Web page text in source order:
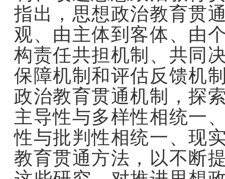
指出，思想政治教育贯
观、由主体到客体、由
构责任共担机制、共同
保障机制和评估反馈机
政治教育贯通机制，探
主导性与多样性相统一
性与批判性相统一、现
教育贯通方法，以不断